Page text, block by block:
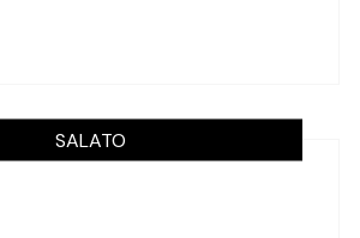
SALATO